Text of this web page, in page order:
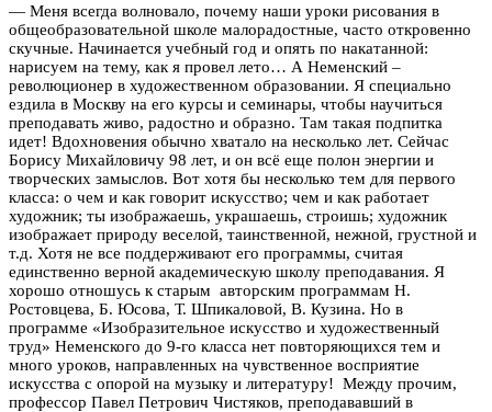
— Меня всегда волновало, почему наши уроки рисования в
общеобразовательной школе малорадостные, часто откровенно
скучные. Начинается учебный год и опять по накатанной:
нарисуем на тему, как я провел лето… А Неменский –
революционер в художественном образовании. Я специально
ездила в Москву на его курсы и семинары, чтобы научиться
преподавать живо, радостно и образно. Там такая подпитка
идет! Вдохновения обычно хватало на несколько лет. Сейчас
Борису Михайловичу 98 лет, и он всё еще полон энергии и
творческих замыслов. Вот хотя бы несколько тем для первого
класса: о чем и как говорит искусство; чем и как работает
художник; ты изображаешь, украшаешь, строишь; художник
изображает природу веселой, таинственной, нежной, грустной и
т.д. Хотя не все поддерживают его программы, считая
единственно верной академическую школу преподавания. Я
хорошо отношусь к старым авторским программам Н.
Ростовцева, Б. Юсова, Т. Шпикаловой, В. Кузина. Но в
программе «Изобразительное искусство и художественный
труд» Неменского до 9-го класса нет повторяющихся тем и
много уроков, направленных на чувственное восприятие
искусства с опорой на музыку и литературу! Между прочим,
профессор Павел Петрович Чистяков, преподававший в